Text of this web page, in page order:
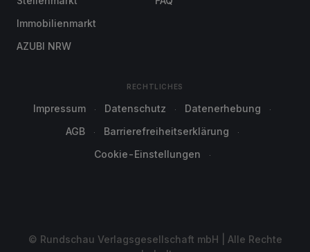
Immobilienmarkt
AZUBI NRW
RECHTLICHES
Impressum Datenschutz
Datenerhebung
AGB
Barrierefreiheitserklärung
Cookie-Einstellungen
© Rundschau Verlagsgesellschaft mbH | Alle Rechte